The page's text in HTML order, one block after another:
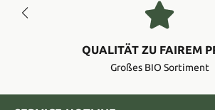
QUALITÄT ZU FAIREM
Großes BIO Sortiment